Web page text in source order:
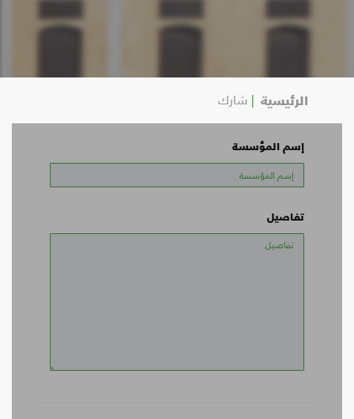
الرئيسية شارك
إسم المؤسسة
تفاصيل